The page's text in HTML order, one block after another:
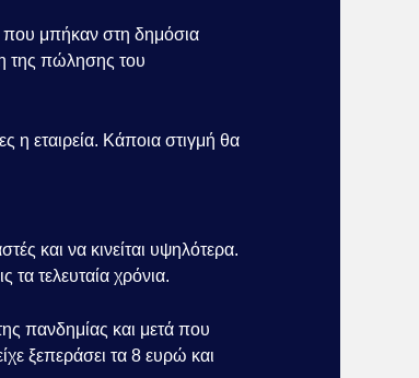
που μπήκαν στη δημόσια
της πώλησης του
η εταιρεία. Κάποια στιγμή θα
και να κινείται υψηλότερα.
τα τελευταία χρόνια.
πανδημίας και μετά που
ξεπεράσει τα 8 ευρώ και